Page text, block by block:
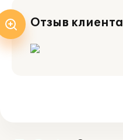
Отзыв клиента